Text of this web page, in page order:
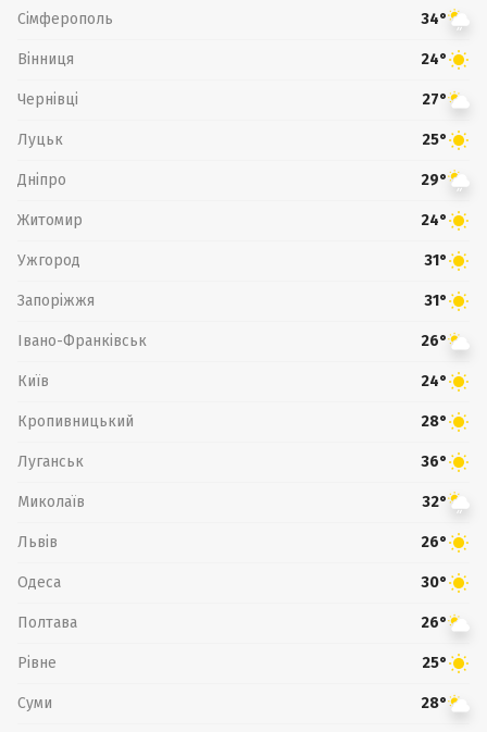
Сімферополь 34°
Вінниця 24°
Чернівці 27°
Луцьк 25°
Дніпро 29°
Житомир 24°
Ужгород 31°
Запоріжжя 31°
Івано-Франківськ 26°
Київ 24°
Кропивницький 28°
Луганськ 36°
Миколаїв 32°
Львів 26°
Одеса 30°
Полтава 26°
Рівне 25°
Суми 28°